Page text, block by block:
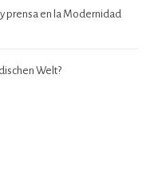
prensa en la Modernidad
Welt?